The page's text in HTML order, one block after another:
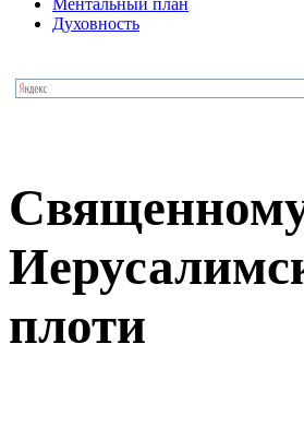
Духовность
плоти